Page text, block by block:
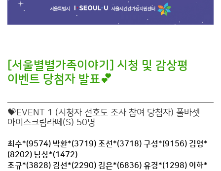
[서울별별가족이야기] 시청 및 감상평
이벤트 당첨자 발표💕
💝EVENT 1 (시청자 선호도 조사 참여 당첨자) 폴바셋
아이스크림라떼(S) 50명
최수*(9574) 박환*(3719) 조선*(3718) 구성*(9156) 김영*
(8202) 남상*(1472)
조규*(3828) 김선*(2290) 김은*(6836) 유경*(1298) 이하*